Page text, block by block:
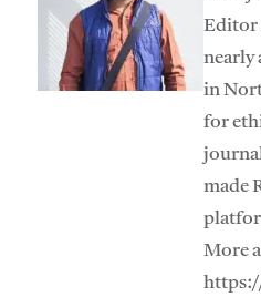
Editor
nearly
in
for
made
More